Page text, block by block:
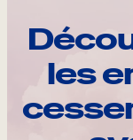
les